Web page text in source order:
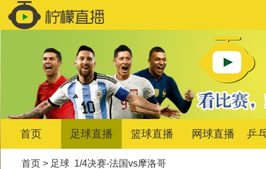
首页 足球直播 篮球直播 网球直播 乒
首页> 足球 1/4决赛-法国vs摩洛哥